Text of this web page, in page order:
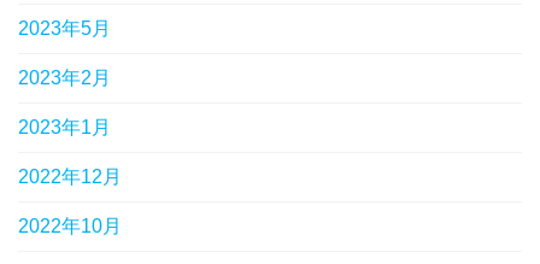
2023年5月
2023年2月
2023年1月
2022年12月
2022年10月